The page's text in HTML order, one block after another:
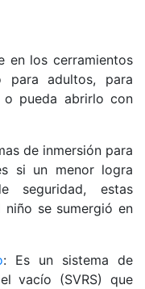
en los cerramientos
para adultos, para
pueda abrirlo con
de inmersión para
si un menor logra
seguridad, estas
se sumergió en
: Es un sistema de
vacío (SVRS) que